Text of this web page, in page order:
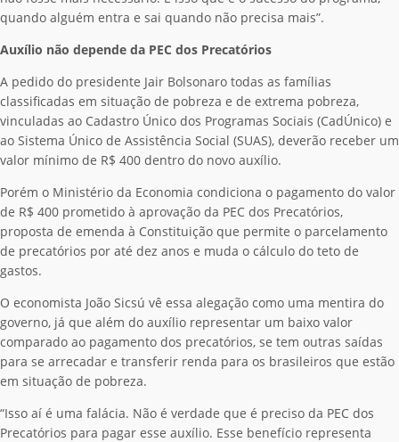
quando alguém entra e sai quando não precisa mais”.
Auxílio não depende da PEC dos Precatórios
A pedido do presidente Jair Bolsonaro todas as famílias
classificadas em situação de pobreza e de extrema pobreza,
vinculadas ao Cadastro Único dos Programas Sociais (CadÚnico) e
ao Sistema Único de Assistência Social (SUAS), deverão receber um
valor mínimo de R$ 400 dentro do novo auxílio.
Porém o Ministério da Economia condiciona o pagamento do valor
de R$ 400 prometido à aprovação da PEC dos Precatórios,
proposta de emenda à Constituição que permite o parcelamento
de precatórios por até dez anos e muda o cálculo do teto de
gastos.
O economista João Sicsú vê essa alegação como uma mentira do
governo, já que além do auxílio representar um baixo valor
comparado ao pagamento dos precatórios, se tem outras saídas
para se arrecadar e transferir renda para os brasileiros que estão
em situação de pobreza.
“Isso aí é uma falácia. Não é verdade que é preciso da PEC dos
Precatórios para pagar esse auxílio. Esse benefício representa